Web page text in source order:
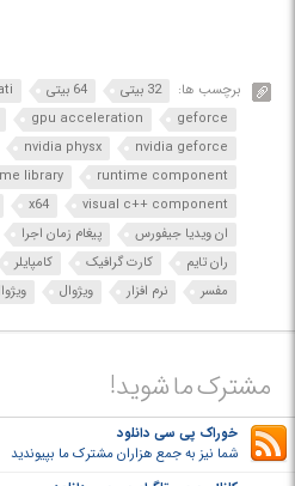
برچسب ها: 32 بیتی 64 بیتی
geforce
gpu acceleration
nvidia geforce
nvidia physx
runtime component
library
visual c++ component
x64
ان ویدیا جیفورس
پیغام زمان اجرا
ران تایم
کارت گرافیک کامپایلر
مفسر
نرم افزار ویژوال
مشترک ما شوید!
خوراک پی سی دانلود
شما نیز به جمع هزاران مشترک ما بپیوندید